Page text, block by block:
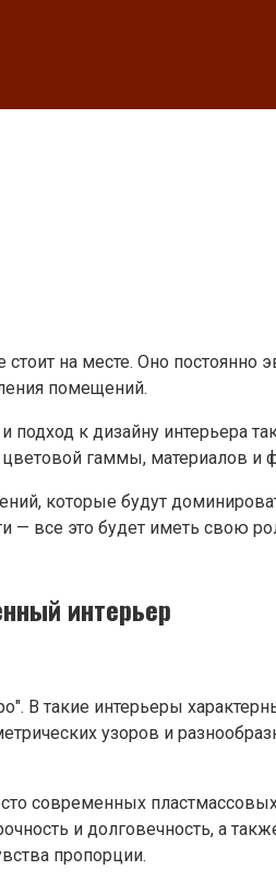
стоит на месте. Оно
помещений.
к дизайну интерьера
гаммы, материалов и
которые будут
— все это будет иметь свою
интерьер
В такие интерьеры
узоров и
современных
и долговечность, а
пропорции.